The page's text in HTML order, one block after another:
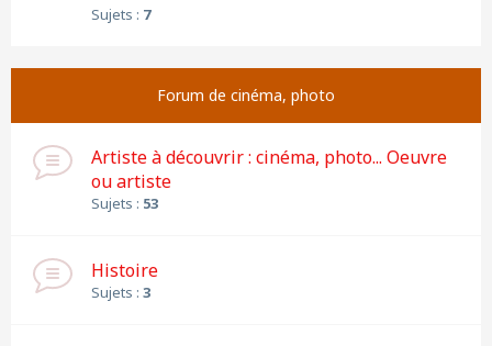
Sujets : 7
Forum de cinéma, photo
Artiste à découvrir : cinéma, photo... Oeuvre
ou artiste
Sujets : 53
Histoire
Sujets : 3